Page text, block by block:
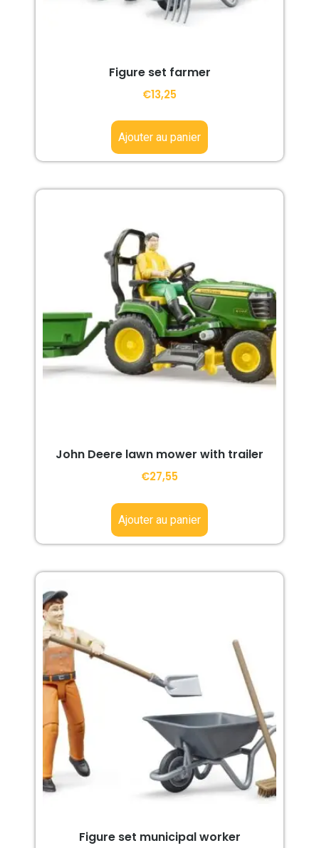
Figure set farmer
€13,25
Ajouter au panier
John Deere lawn mower with trailer
€27,55
Ajouter au panier
Figure set municipal worker